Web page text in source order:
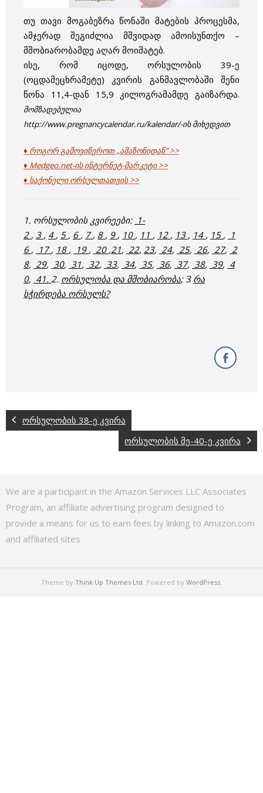
თუ თავი მოგაბეზრა წონაში მატების პროცესმა,
ამჯერად შეგიძლია მშვიდად ამოისუნთქო –
მშობიარობამდე აღარ მოიმატებ.
ისე, რომ იცოდე, ორსულობის 39-ე
(ოცდამეცხრამეტე) კვირის განმავლობაში შენი
წონა 11,4-დან 15,9 კილოგრამამდე გაიზარდა.
მომზადებულია
http://www.pregnancycalendar.ru/kalendar/-ის მიხედვით
♦ როგორ გამოვიწეროთ ,,ამაზონიდან” >>
♦ Medgeo.net-ის ინტერნეტ-მარკეტი >>
♦ საქონელი ორსულთათვის >>
1. ორსულობის კვირეები: 1-
2 , 3 , 4 , 5 , 6 , 7, 8 , 9 , 10 , 11 , 12 , 13 , 14 , 15 , 1
6 , 17, 18 , 19 , 20 ,21, 22, 23, 24, 25, 26, 27, 2
8, 29, 30, 31, 32, 33, 34, 35, 36, 37, 38, 39, 4
0, 41. 2. ორსულობა და მშობიარობა; 3 რა
სჭირდება ორსულს?
ორსულობის 38-ე კვირა
ორსულობის მე-40-ე კვირა
We are a participant in the Amazon Services LLC Associates
Program, an affiliate advertising program designed to
provide a means for us to earn fees by linking to Amazon.com
and affiliated sites
Theme by Think Up Themes Ltd . Powered by WordPress